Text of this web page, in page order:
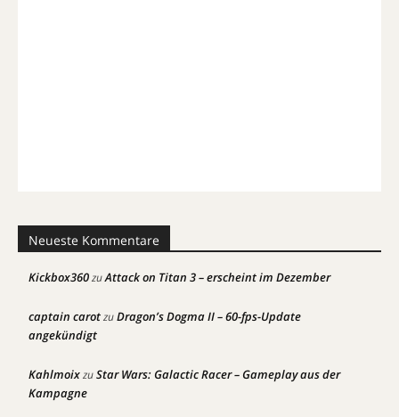
Neueste Kommentare
Kickbox360zuAttack on Titan 3 – erscheint im Dezember
captain carotzuDragon’s Dogma II – 60-fps-Update
angekündigt
KahlmoixzuStar Wars: Galactic Racer – Gameplay aus der
Kampagne